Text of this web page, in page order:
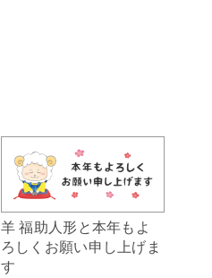
羊 福助人形と本年もよ
ろしくお願い申し上げま
す